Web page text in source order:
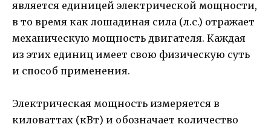
является единицей электрической мощности,
в то время как лошадиная сила (л.с.) отражает
механическую мощность двигателя. Каждая
из этих единиц имеет свою физическую суть
и способ применения.
Электрическая мощность измеряется в
киловаттах (кВт) и обозначает количество